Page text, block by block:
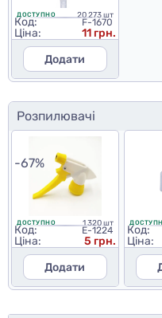
ДОСТУПНО 20 273 шт
Код: F-1670
Ціна:
11 грн.
Додати
Розпилювачі
-67%
ДОСТУПНО 1 320 шт
Код: E-1224
Ціна:
5 грн.
Додати
Код:
Ціна: